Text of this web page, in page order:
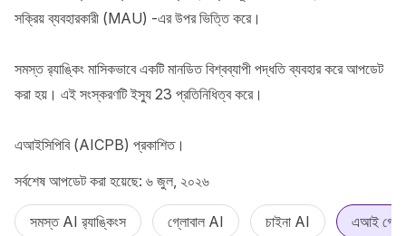
সক্রিয় ব্যবহারকারী (MAU) -এর উপর ভিত্তি করে।
সমস্ত র‍্যাঙ্কিং মাসিকভাবে একটি মানডিত বিশ্বব্যাপী পদ্ধতি ব্যবহার করে আপডেট
করা হয়। এই সংস্করণটি ইস্যু 23 প্রতিনিধিত্ব করে।
এআইসিপিবি (AICPB) প্রকাশিত।
সর্বশেষ আপডেট করা হয়েছে: ৬ জুল, ২০২৬
সমস্ত AI র‍্যাঙ্কিংস গ্লোবাল AI চাইনা AI এআই